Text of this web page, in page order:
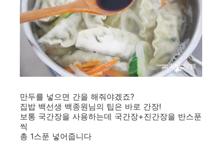
만두를 넣으면 간을 해줘야겠죠?
집밥 백선생 백종원님의 팁은 바로 간장!
보통 국간장을 사용하는데 국간장+진간장을 반스푼
씩
총 1스푼 넣어줍니다